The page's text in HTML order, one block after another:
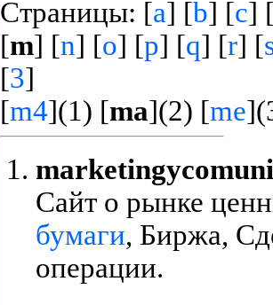
Страницы: [a] [b] [c]
[m] [n] [o] [p] [q] [r] [
[3]
[m4](1) [ma](2) [me
Сайт о рынке
бумаги, Биржа,
операции.